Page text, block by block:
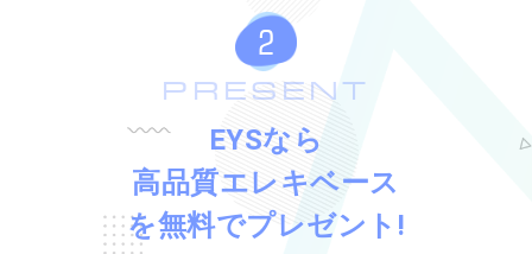
PRESENT
EYSなら
高品質エレキベース
を無料でプレゼント!